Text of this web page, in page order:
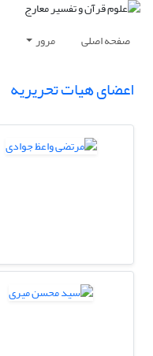
صفحه اصلی مرور
اعضای هیات تحریریه